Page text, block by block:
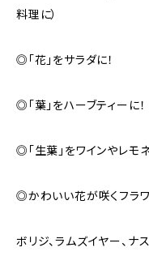
料理に）
◎「花」をサラダに！
◎「葉」をハーブティーに！
◎「生葉」をワインやレモネ
◎かわいい花が咲くフラワ
ボリジ、ラムズイヤー、ナ